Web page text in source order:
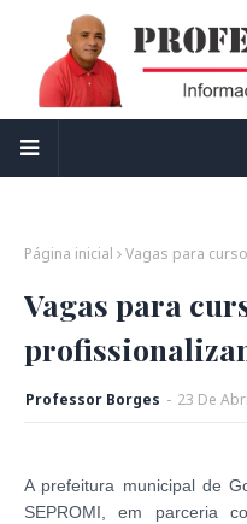
Página inicial Vagas para
Vagas para
Professor Borges - 23 De
A prefeitura municipal de
SEPROMI, em parceria